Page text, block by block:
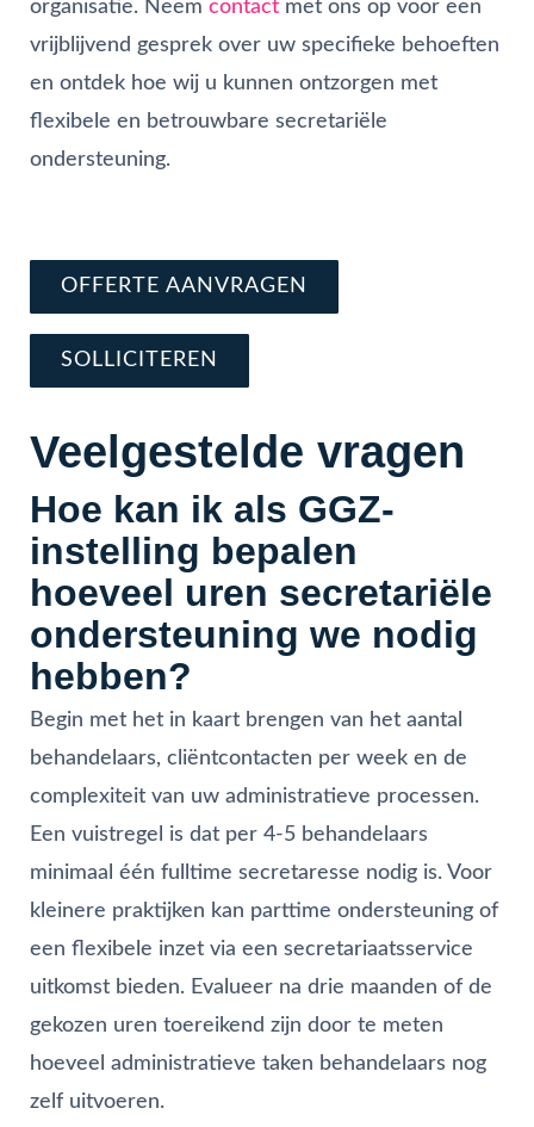
organisatie. Neem contact met ons op voor een
vrijblijvend gesprek over uw specifieke behoeften
en ontdek hoe wij u kunnen ontzorgen met
flexibele en betrouwbare secretariële
ondersteuning.
OFFERTE AANVRAGEN
SOLLICITEREN
Veelgestelde vragen
Hoe kan ik als GGZ-
instelling bepalen
hoeveel uren secretariële
ondersteuning we nodig
hebben?
Begin met het in kaart brengen van het aantal
behandelaars, cliëntcontacten per week en de
complexiteit van uw administratieve processen.
Een vuistregel is dat per 4-5 behandelaars
minimaal één fulltime secretaresse nodig is. Voor
kleinere praktijken kan parttime ondersteuning of
een flexibele inzet via een secretariaatsservice
uitkomst bieden. Evalueer na drie maanden of de
gekozen uren toereikend zijn door te meten
hoeveel administratieve taken behandelaars nog
zelf uitvoeren.